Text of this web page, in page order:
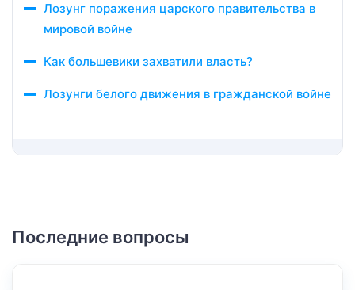
Лозунг поражения царского правительства в
мировой войне
Как большевики захватили власть?
Лозунги белого движения в гражданской войне
Последние вопросы